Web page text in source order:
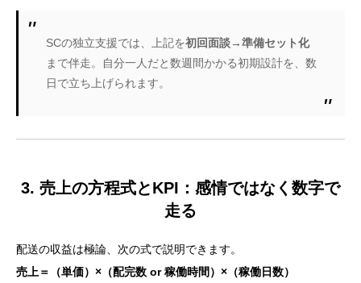
SCの独立支援では、上記を初回面談→準備セット化
まで伴走。自分一人だと数週間かかる初期設計を、数
日で立ち上げられます。
3. 売上の方程式とKPI：感情ではなく数字で
走る
配送の収益は極論、次の式で説明できます。
売上＝（単価）×（配完数 or 稼働時間）×（稼働日数）